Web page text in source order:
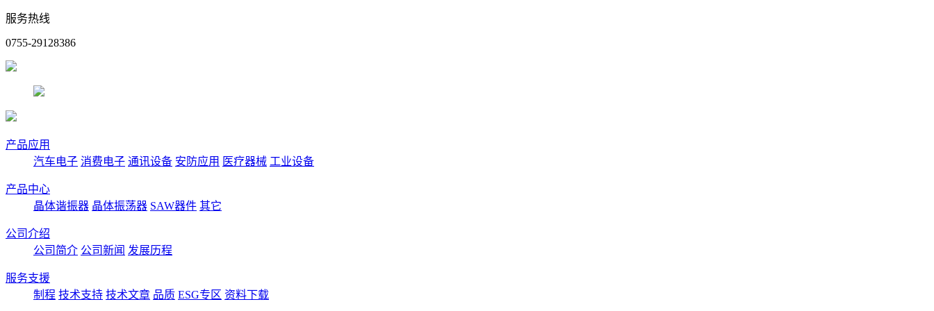
服务热线
0755-29128386
产品应用
汽车电子 消费电子 通讯设备 安防应用 医疗器械 工业设备
产品中心
晶体谐振器 晶体振荡器 SAW器件 其它
公司介绍
公司简介 公司新闻 发展历程
服务支援
制程 技术支持 技术文章 品质 ESG专区 资料下载